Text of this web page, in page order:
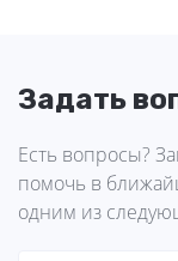
Задать
Есть вопросы?
помочь в
одним из